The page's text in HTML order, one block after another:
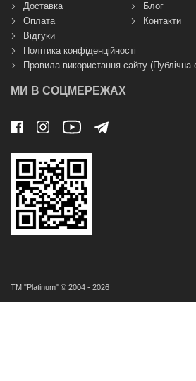
Доставка
Оплата
Блог
Контакти
Відгуки
Політика конфіденційності
Правила використання сайту (Публічна
МИ В СОЦМЕРЕЖАХ
ТМ "Platinum" © 2004 - 2026